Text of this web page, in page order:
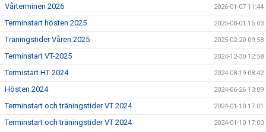
HALLTIDER
DOKUMENT
STÄDSCHEMA
Vårterminen 2026 2026-01-07 11:44
Terminstart hösten 2025 2025-08-01 15:03
Träningstider Våren 2025 2025-02-20 09:58
Terminstart VT-2025 2024-12-30 12:58
Termistart HT 2024 2024-08-19 08:42
Hösten 2024 2024-06-26 13:09
Terminstart och träningstider VT 2024 2024-01-10 17:01
Terminstart och träningstider VT 2024 2024-01-10 17:00